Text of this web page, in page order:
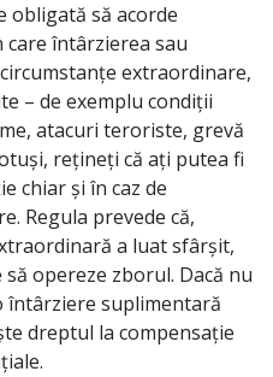
obligată să acorde
care întârzierea sau
extraordinare,
– de exemplu condiții
atacuri teroriste, grevă
rețineți că ați putea fi
chiar și în caz de
Regula prevede că,
a luat sfârșit,
opereze zborul. Dacă nu
întârziere suplimentară
dreptul la compensație